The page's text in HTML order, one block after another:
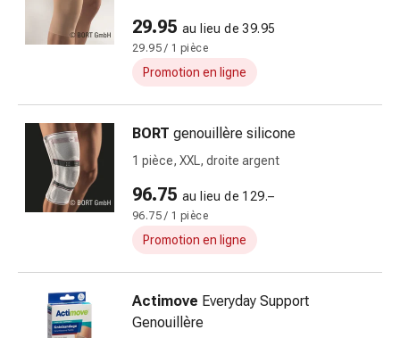
rechange
Pansements
Pommades
plaies
Pansement
Sutures
cutanées
adhésives
tissulaire
Pommade
29.95 au lieu de 39.95
29.95 / 1 pièce
Promotion en ligne
BORT genouillère silicone
1 pièce, XXL, droite argent
96.75 au lieu de 129.–
96.75 / 1 pièce
Promotion en ligne
Actimove Everyday Support
Genouillère